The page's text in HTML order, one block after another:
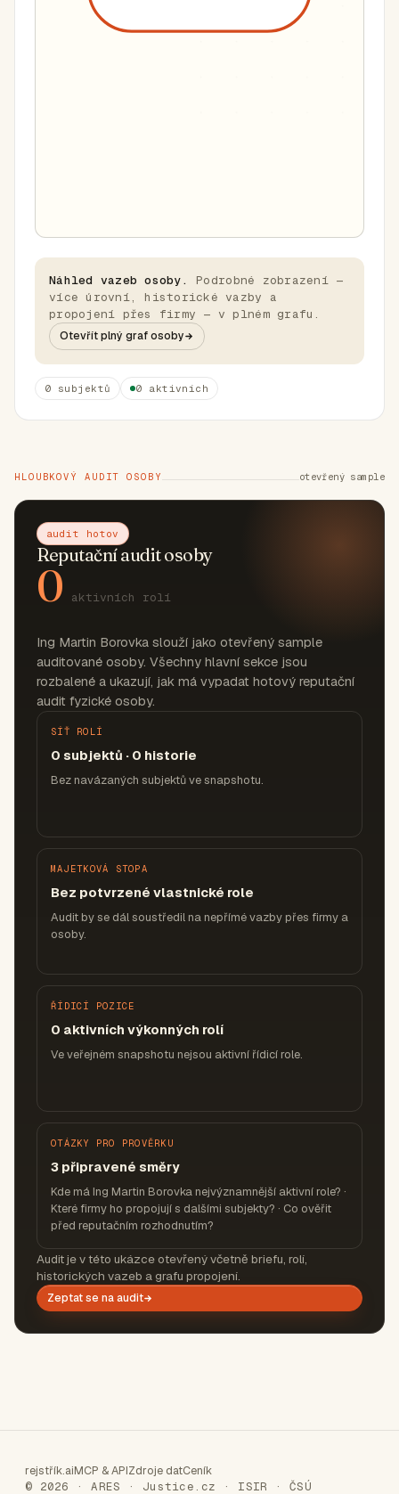
Náhled vazeb osoby.
Podrobné zobrazení —
více úrovní, historické vazby a
propojení přes firmy — v plném grafu.
Otevřít plný graf osoby
0 subjektů 0 aktivních
HLOUBKOVÝ AUDIT OSOBY otevřený sample
audit hotov
Reputační audit osoby
0 aktivních rolí
Ing Martin Borovka slouží jako otevřený sample
auditované osoby. Všechny hlavní sekce jsou
rozbalené a ukazují, jak má vypadat hotový reputační
audit fyzické osoby.
SÍŤ ROLÍ
0 subjektů · 0 historie
Bez navázaných subjektů ve snapshotu.
MAJETKOVÁ STOPA
Bez potvrzené vlastnické role
Audit by se dál soustředil na nepřímé vazby přes firmy a
osoby.
ŘÍDICÍ POZICE
0 aktivních výkonných rolí
Ve veřejném snapshotu nejsou aktivní řídicí role.
OTÁZKY PRO PROVĚRKU
3 připravené směry
Kde má Ing Martin Borovka nejvýznamnější aktivní role? ·
Které firmy ho propojují s dalšími subjekty? · Co ověřit
před reputačním rozhodnutím?
Audit je v této ukázce otevřený včetně briefu, rolí,
historických vazeb a grafu propojení.
Zeptat se na audit
rejstřík.aiMCP & APIZdroje datCeník
© 2026 · ARES · Justice.cz · ISIR · ČSÚ